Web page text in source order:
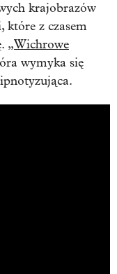
krajobrazów
które z czasem
„Wichrowe
wymyka się